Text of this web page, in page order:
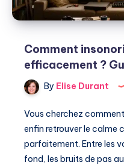
Comment
efficacement ?
By Elise Durant
Vous cherchez
enfin retrouver le calme
parfaitement. Entre les
fond, les bruits de pas